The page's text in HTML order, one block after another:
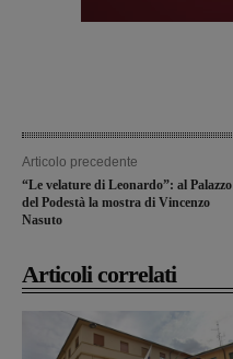
Articolo precedente
“Le velature di Leonardo”: al Palazzo
del Podestà la mostra di Vincenzo
Nasuto
Articoli correlati